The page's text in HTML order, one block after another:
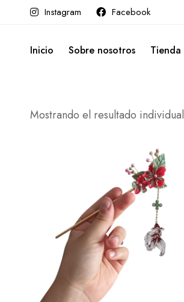
Instagram Facebook
Inicio Sobre nosotros Tienda
Mostrando el resultado individual